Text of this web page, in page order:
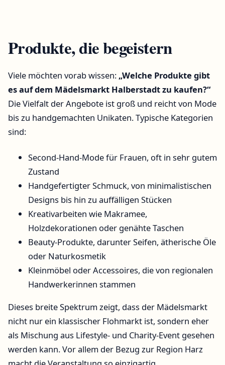
Produkte, die begeistern
Viele möchten vorab wissen: „Welche Produkte gibt
es auf dem Mädelsmarkt Halberstadt zu kaufen?“
Die Vielfalt der Angebote ist groß und reicht von Mode
bis zu handgemachten Unikaten. Typische Kategorien
sind:
Second-Hand-Mode für Frauen, oft in sehr gutem
Zustand
Handgefertigter Schmuck, von minimalistischen
Designs bis hin zu auffälligen Stücken
Kreativarbeiten wie Makramee,
Holzdekorationen oder genähte Taschen
Beauty-Produkte, darunter Seifen, ätherische Öle
oder Naturkosmetik
Kleinmöbel oder Accessoires, die von regionalen
Handwerkerinnen stammen
Dieses breite Spektrum zeigt, dass der Mädelsmarkt
nicht nur ein klassischer Flohmarkt ist, sondern eher
als Mischung aus Lifestyle- und Charity-Event gesehen
werden kann. Vor allem der Bezug zur Region Harz